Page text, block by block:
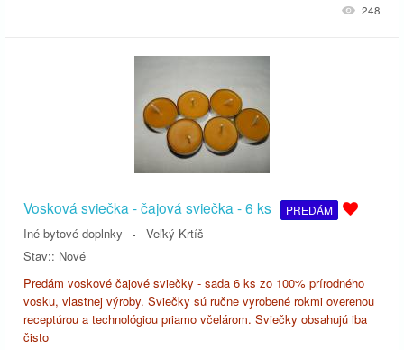
248
Vosková sviečka - čajová sviečka - 6 ks PREDÁM
Iné bytové doplnky
Veľký Krtíš
Stav:: Nové
Predám voskové čajové sviečky - sada 6 ks zo 100% prírodného
vosku, vlastnej výroby. Sviečky sú ručne vyrobené rokmi overenou
receptúrou a technológiou priamo včelárom. Sviečky obsahujú iba
čisto